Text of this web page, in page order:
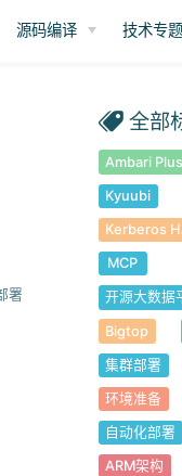
源码编译 技术专题
署
全部
Ambari Plus
Kyuubi
Kerberos
MCP
开源大数据
Bigtop
集群部署
环境准备
自动化部署
ARM架构